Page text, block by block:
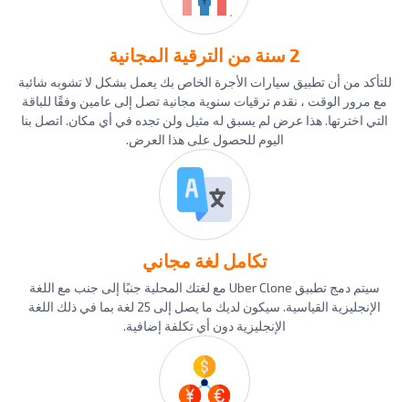
2 سنة من الترقية المجانية
للتأكد من أن تطبيق سيارات الأجرة الخاص بك يعمل بشكل لا تشوبه شائبة
مع مرور الوقت ، نقدم ترقيات سنوية مجانية تصل إلى عامين وفقًا للباقة
التي اخترتها. هذا عرض لم يسبق له مثيل ولن تجده في أي مكان. اتصل بنا
اليوم للحصول على هذا العرض.
تكامل لغة مجاني
سيتم دمج تطبيق Uber Clone مع لغتك المحلية جنبًا إلى جنب مع اللغة
الإنجليزية القياسية. سيكون لديك ما يصل إلى 25 لغة بما في ذلك اللغة
الإنجليزية دون أي تكلفة إضافية.